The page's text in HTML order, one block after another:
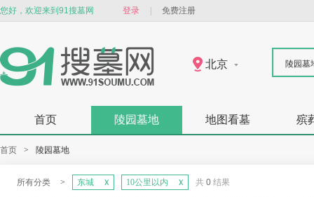
您好，欢迎来到91搜墓网 登录 免费注册
北京 陵园墓
首页 陵园墓地 地图看墓 殡
首页 > 陵园墓地
所有分类 > 东城 10公里以内 共 0 结果